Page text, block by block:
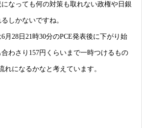
なっても何の対策も取れない政権や日銀
しかないですね。
月28日21時30分のPCE発表後に下がり始
わさり157円くらいまで一時つけるもの
れになるかなと考えています。